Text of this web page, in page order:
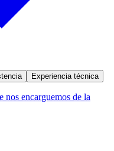
Experiencia técnica
encarguemos de la